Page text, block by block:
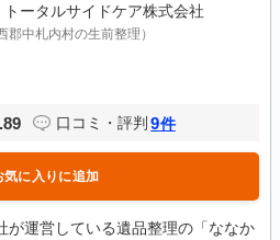
トータルサイドケア株式会社
郡中札内村の生前整理）
口コミ・評判 9件
気に入りに追加
が運営している遺品整理の「ななか